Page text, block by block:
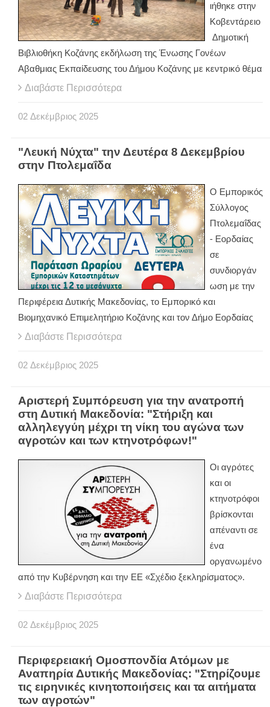
ιήθηκε στην
Κοβεντάρειο
Δημοτική
Βιβλιοθήκη Κοζάνης εκδήλωση της Ένωσης Γονέων
Αβαθμιας Εκπαίδευσης του Δήμου Κοζάνης με κεντρικό θέμα
Διαβάστε Περισσότερα
02 Δεκέμβριος 2025
"Λευκή Νύχτα" την Δευτέρα 8 Δεκεμβρίου
στην Πτολεμαΐδα
Ο Εμπορικός
Σύλλογος
Πτολεμαΐδας
- Εορδαίας
σε
συνδιοργάν
ωση με την
Περιφέρεια Δυτικής Μακεδονίας, το Εμπορικό και
Βιομηχανικό Επιμελητήριο Κοζάνης και τον Δήμο Εορδαίας
Διαβάστε Περισσότερα
02 Δεκέμβριος 2025
Αριστερή Συμπόρευση για την ανατροπή
στη Δυτική Μακεδονία: "Στήριξη και
αλληλεγγύη μέχρι τη νίκη του αγώνα των
αγροτών και των κτηνοτρόφων!"
Οι αγρότες
και οι
κτηνοτρόφοι
βρίσκονται
απέναντι σε
ένα
οργανωμένο
από την Κυβέρνηση και την ΕΕ «Σχέδιο ξεκληρίσματος».
Διαβάστε Περισσότερα
02 Δεκέμβριος 2025
Περιφερειακή Ομοσπονδία Ατόμων με
Αναπηρία Δυτικής Μακεδονίας: "Στηρίζουμε
τις ειρηνικές κινητοποιήσεις και τα αιτήματα
των αγροτών"